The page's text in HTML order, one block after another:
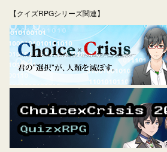
【クイズRPGシリーズ関連】